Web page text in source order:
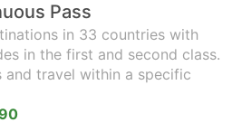
Pass
in 33 countries with
in the first and second class.
and travel within a specific